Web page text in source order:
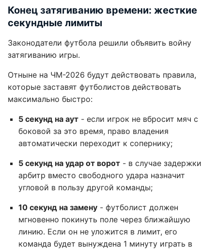
Конец затягиванию времени: жесткие
секундные лимиты
Законодатели футбола решили объявить войну
затягиванию игры.
Отныне на ЧМ-2026 будут действовать правила,
которые заставят футболистов действовать
максимально быстро:
5 секунд на аут - если игрок не вбросит мяч с
боковой за это время, право владения
автоматически переходит к сопернику;
5 секунд на удар от ворот - в случае задержки
арбитр вместо свободного удара назначит
угловой в пользу другой команды;
10 секунд на замену - футболист должен
мгновенно покинуть поле через ближайшую
линию. Если он не уложится в лимит, его
команда будет вынуждена 1 минуту играть в